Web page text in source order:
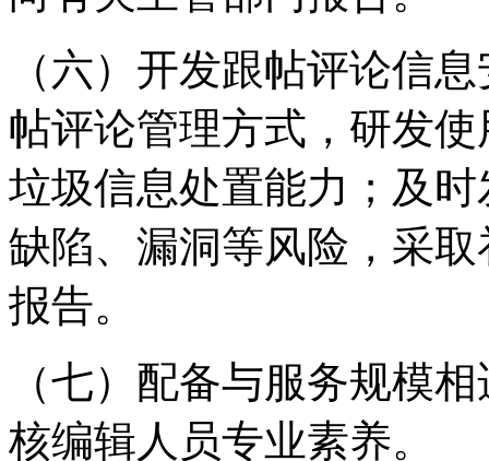
（六）开发跟帖评论信
帖评论管理方式，研发
垃圾信息处置能力；及
缺陷、漏洞等风险，采
报告。
（七）配备与服务规模
核编辑人员专业素养。